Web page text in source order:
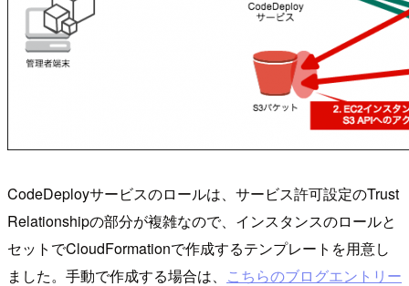
CodeDeployサービスのロールは、サービス許可設定のTrust
Relationshipの部分が複雑なので、インスタンスのロールと
セットでCloudFormationで作成するテンプレートを用意し
ました。手動で作成する場合は、 こちらのブログエントリー